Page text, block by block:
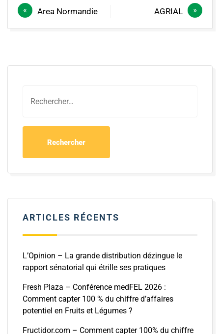
Navigation
Area Normandie AGRIAL
ARTICLES RÉCENTS
L’Opinion – La grande distribution dézingue le
rapport sénatorial qui étrille ses pratiques
Fresh Plaza – Conférence medFEL 2026 :
Comment capter 100 % du chiffre d’affaires
potentiel en Fruits et Légumes ?
Fructidor.com – Comment capter 100% du chiffre